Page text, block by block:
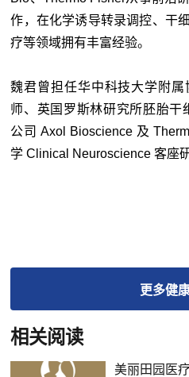
作，在化学诱导转录调控、干
疗等领域拥有丰富经验。
魏君曾担任华中科技大学附
师、英国罗斯林研究所胚胎干
公司 Axol Bioscience 及
学 Clinical Neuroscience 客座
更多健
相关阅读
美丽田园医